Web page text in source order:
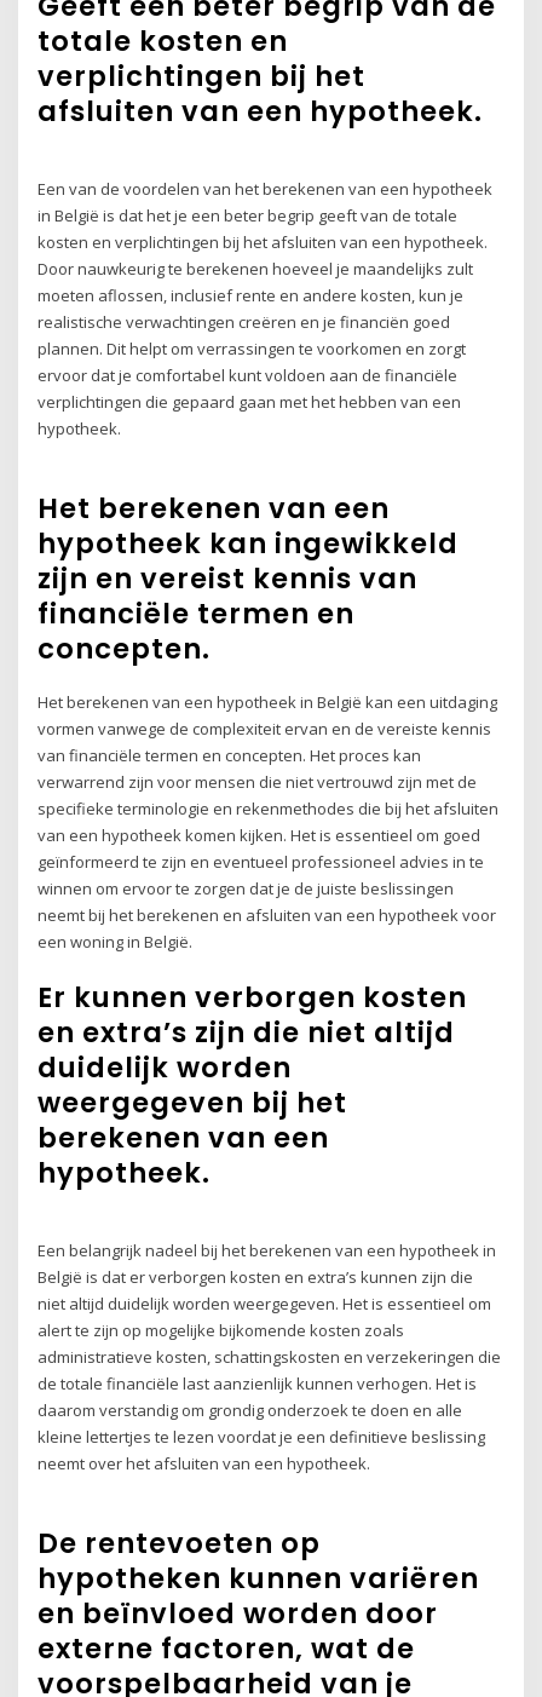
totale kosten en
verplichtingen bij het
afsluiten van een hypotheek.
Een van de voordelen van het berekenen van een hypotheek
in België is dat het je een beter begrip geeft van de totale
kosten en verplichtingen bij het afsluiten van een hypotheek.
Door nauwkeurig te berekenen hoeveel je maandelijks zult
moeten aflossen, inclusief rente en andere kosten, kun je
realistische verwachtingen creëren en je financiën goed
plannen. Dit helpt om verrassingen te voorkomen en zorgt
ervoor dat je comfortabel kunt voldoen aan de financiële
verplichtingen die gepaard gaan met het hebben van een
hypotheek.
Het berekenen van een
hypotheek kan ingewikkeld
zijn en vereist kennis van
financiële termen en
concepten.
Het berekenen van een hypotheek in België kan een uitdaging
vormen vanwege de complexiteit ervan en de vereiste kennis
van financiële termen en concepten. Het proces kan
verwarrend zijn voor mensen die niet vertrouwd zijn met de
specifieke terminologie en rekenmethodes die bij het afsluiten
van een hypotheek komen kijken. Het is essentieel om goed
geïnformeerd te zijn en eventueel professioneel advies in te
winnen om ervoor te zorgen dat je de juiste beslissingen
neemt bij het berekenen en afsluiten van een hypotheek voor
een woning in België.
Er kunnen verborgen kosten
en extra’s zijn die niet altijd
duidelijk worden
weergegeven bij het
berekenen van een
hypotheek.
Een belangrijk nadeel bij het berekenen van een hypotheek in
België is dat er verborgen kosten en extra’s kunnen zijn die
niet altijd duidelijk worden weergegeven. Het is essentieel om
alert te zijn op mogelijke bijkomende kosten zoals
administratieve kosten, schattingskosten en verzekeringen die
de totale financiële last aanzienlijk kunnen verhogen. Het is
daarom verstandig om grondig onderzoek te doen en alle
kleine lettertjes te lezen voordat je een definitieve beslissing
neemt over het afsluiten van een hypotheek.
De rentevoeten op
hypotheken kunnen variëren
en beïnvloed worden door
externe factoren, wat de
voorspelbaarheid van je